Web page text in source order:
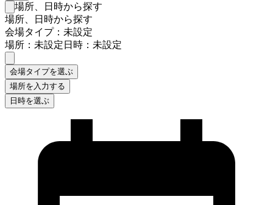
検索フォームを閉じる
場所、日時から探す
場所、日時から探す
会場タイプ：未設定
場所：未設定日時：未設定
会場タイプを選ぶ
場所を入力する
日時を選ぶ